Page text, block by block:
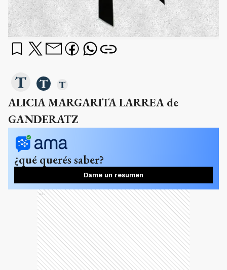
ALICIA MARGARITA LARREA de
GANDERATZ
¿qué querés saber?
Dame un resumen
Ads